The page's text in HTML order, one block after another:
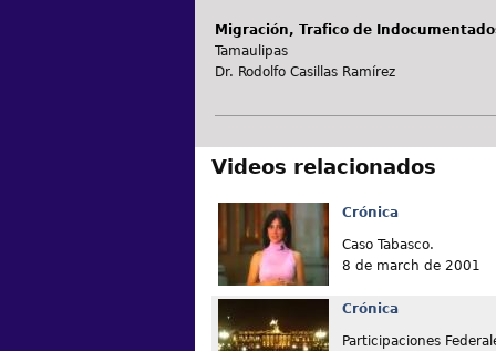
Migración, Trafico de
Tamaulipas
Dr. Rodolfo Casillas Ramírez
Videos relacionados
Crónica
Caso Tabasco.
8 de march de 2001
Crónica
Participaciones